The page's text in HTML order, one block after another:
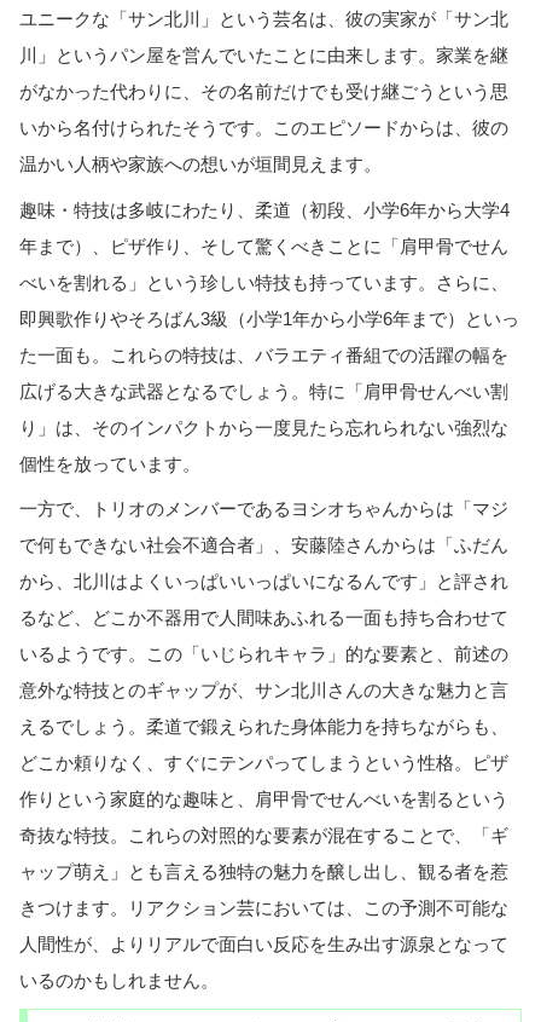
ユニークな「サン北川」という芸名は、彼の実家が「サン北
川」というパン屋を営んでいたことに由来します。家業を継
がなかった代わりに、その名前だけでも受け継ごうという思
いから名付けられたそうです。このエピソードからは、彼の
温かい人柄や家族への想いが垣間見えます。
趣味・特技は多岐にわたり、柔道（初段、小学6年から大学4
年まで）、ピザ作り、そして驚くべきことに「肩甲骨でせん
べいを割れる」という珍しい特技も持っています。さらに、
即興歌作りやそろばん3級（小学1年から小学6年まで）といっ
た一面も。これらの特技は、バラエティ番組での活躍の幅を
広げる大きな武器となるでしょう。特に「肩甲骨せんべい割
り」は、そのインパクトから一度見たら忘れられない強烈な
個性を放っています。
一方で、トリオのメンバーであるヨシオちゃんからは「マジ
で何もできない社会不適合者」、安藤陸さんからは「ふだん
から、北川はよくいっぱいいっぱいになるんです」と評され
るなど、どこか不器用で人間味あふれる一面も持ち合わせて
いるようです。この「いじられキャラ」的な要素と、前述の
意外な特技とのギャップが、サン北川さんの大きな魅力と言
えるでしょう。柔道で鍛えられた身体能力を持ちながらも、
どこか頼りなく、すぐにテンパってしまうという性格。ピザ
作りという家庭的な趣味と、肩甲骨でせんべいを割るという
奇抜な特技。これらの対照的な要素が混在することで、「ギ
ャップ萌え」とも言える独特の魅力を醸し出し、観る者を惹
きつけます。リアクション芸においては、この予測不可能な
人間性が、よりリアルで面白い反応を生み出す源泉となって
いるのかもしれません。